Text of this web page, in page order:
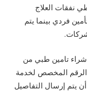
نفقات العلاج
فردي بينما يتم
تامين طبي من
الرقم المخصص لخدمة
يكون متاح أن يتم إرسال التفاصيل